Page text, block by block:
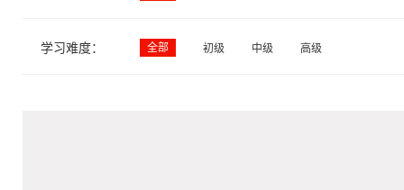
学习难度： 全部 初级 中级 高级